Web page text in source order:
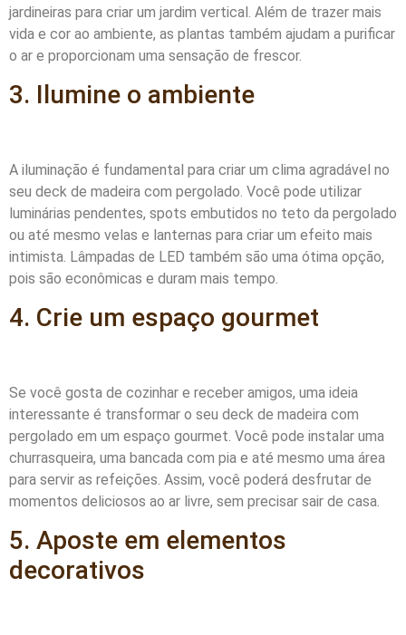
jardineiras para criar um jardim vertical. Além de trazer mais
vida e cor ao ambiente, as plantas também ajudam a purificar
o ar e proporcionam uma sensação de frescor.
3. Ilumine o ambiente
A iluminação é fundamental para criar um clima agradável no
seu deck de madeira com pergolado. Você pode utilizar
luminárias pendentes, spots embutidos no teto da pergolado
ou até mesmo velas e lanternas para criar um efeito mais
intimista. Lâmpadas de LED também são uma ótima opção,
pois são econômicas e duram mais tempo.
4. Crie um espaço gourmet
Se você gosta de cozinhar e receber amigos, uma ideia
interessante é transformar o seu deck de madeira com
pergolado em um espaço gourmet. Você pode instalar uma
churrasqueira, uma bancada com pia e até mesmo uma área
para servir as refeições. Assim, você poderá desfrutar de
momentos deliciosos ao ar livre, sem precisar sair de casa.
5. Aposte em elementos
decorativos